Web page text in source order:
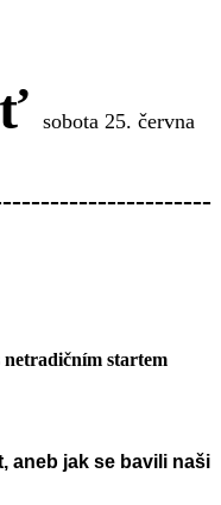
sobota 25. června
netradičním startem
aneb jak se bavili naši